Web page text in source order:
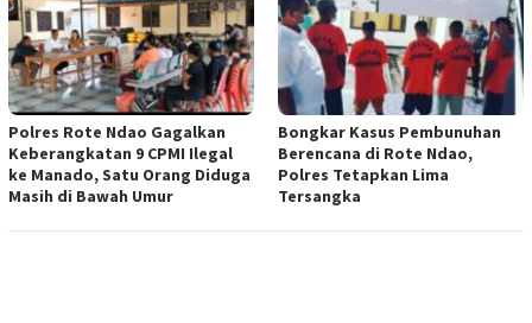
Polres Rote Ndao Gagalkan
Keberangkatan 9 CPMI Ilegal
ke Manado, Satu Orang Diduga
Masih di Bawah Umur
Bongkar Kasus Pembunuhan
Berencana di Rote Ndao,
Polres Tetapkan Lima
Tersangka